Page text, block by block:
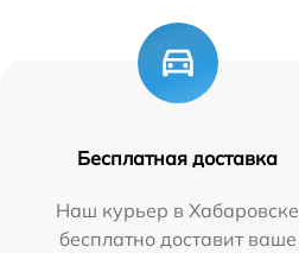
Бесплатная доставка
Наш курьер в Хабаровске
бесплатно доставит ваше